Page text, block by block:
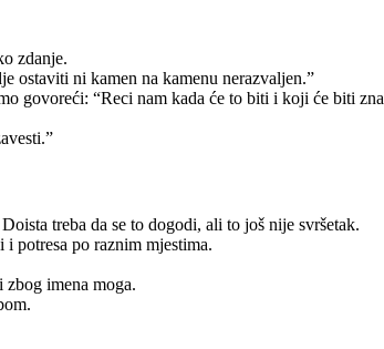
zdanje.
ostaviti ni kamen na kamenu nerazvaljen.”
govoreći: “Reci nam kada će to biti i koji će biti
treba da se to dogodi, ali to još nije svršetak.
potresa po raznim mjestima.
zbog imena moga.